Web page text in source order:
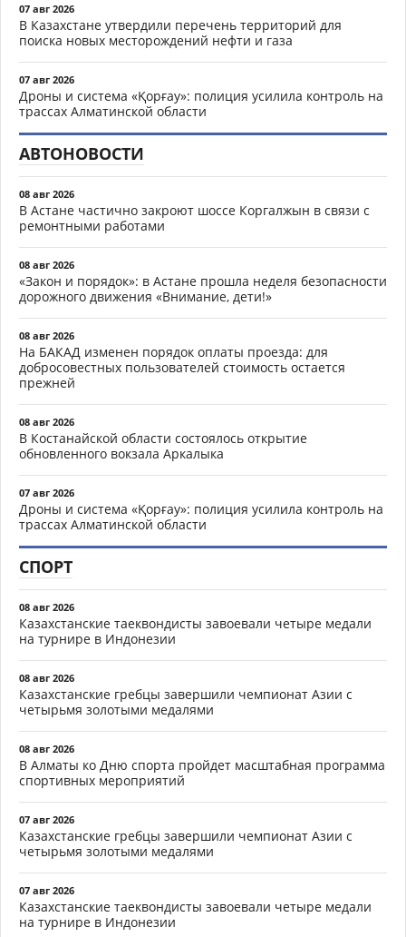
07 авг 2026
В Казахстане утвердили перечень территорий для
поиска новых месторождений нефти и газа
07 авг 2026
Дроны и система «Қорғау»: полиция усилила контроль на
трассах Алматинской области
АВТОНОВОСТИ
08 авг 2026
В Астане частично закроют шоссе Коргалжын в связи с
ремонтными работами
08 авг 2026
«Закон и порядок»: в Астане прошла неделя безопасности
дорожного движения «Внимание, дети!»
08 авг 2026
На БАКАД изменен порядок оплаты проезда: для
добросовестных пользователей стоимость остается
прежней
08 авг 2026
В Костанайской области состоялось открытие
обновленного вокзала Аркалыка
07 авг 2026
Дроны и система «Қорғау»: полиция усилила контроль на
трассах Алматинской области
СПОРТ
08 авг 2026
Казахстанские таеквондисты завоевали четыре медали
на турнире в Индонезии
08 авг 2026
Казахстанские гребцы завершили чемпионат Азии с
четырьмя золотыми медалями
08 авг 2026
В Алматы ко Дню спорта пройдет масштабная программа
спортивных мероприятий
07 авг 2026
Казахстанские гребцы завершили чемпионат Азии с
четырьмя золотыми медалями
07 авг 2026
Казахстанские таеквондисты завоевали четыре медали
на турнире в Индонезии